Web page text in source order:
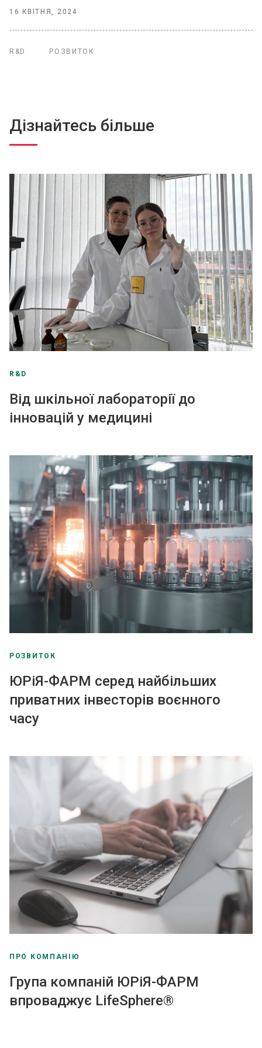
16 КВІТНЯ, 2024
R&D РОЗВИТОК
Дізнайтесь більше
R&D
Від шкільної лабораторії до
інновацій у медицині
РОЗВИТОК
ЮРіЯ-ФАРМ серед найбільших
приватних інвесторів воєнного
часу
ПРО КОМПАНІЮ
Група компаній ЮРіЯ-ФАРМ
впроваджує LifeSphere®